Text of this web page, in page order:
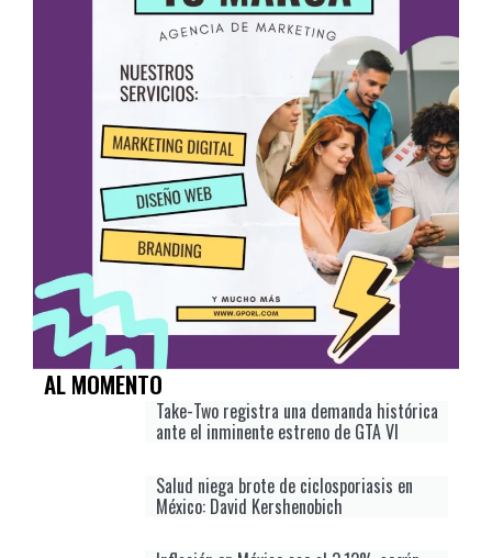
AL MOMENTO
Take-Two registra una demanda histórica
ante el inminente estreno de GTA VI
Salud niega brote de ciclosporiasis en
México: David Kershenobich